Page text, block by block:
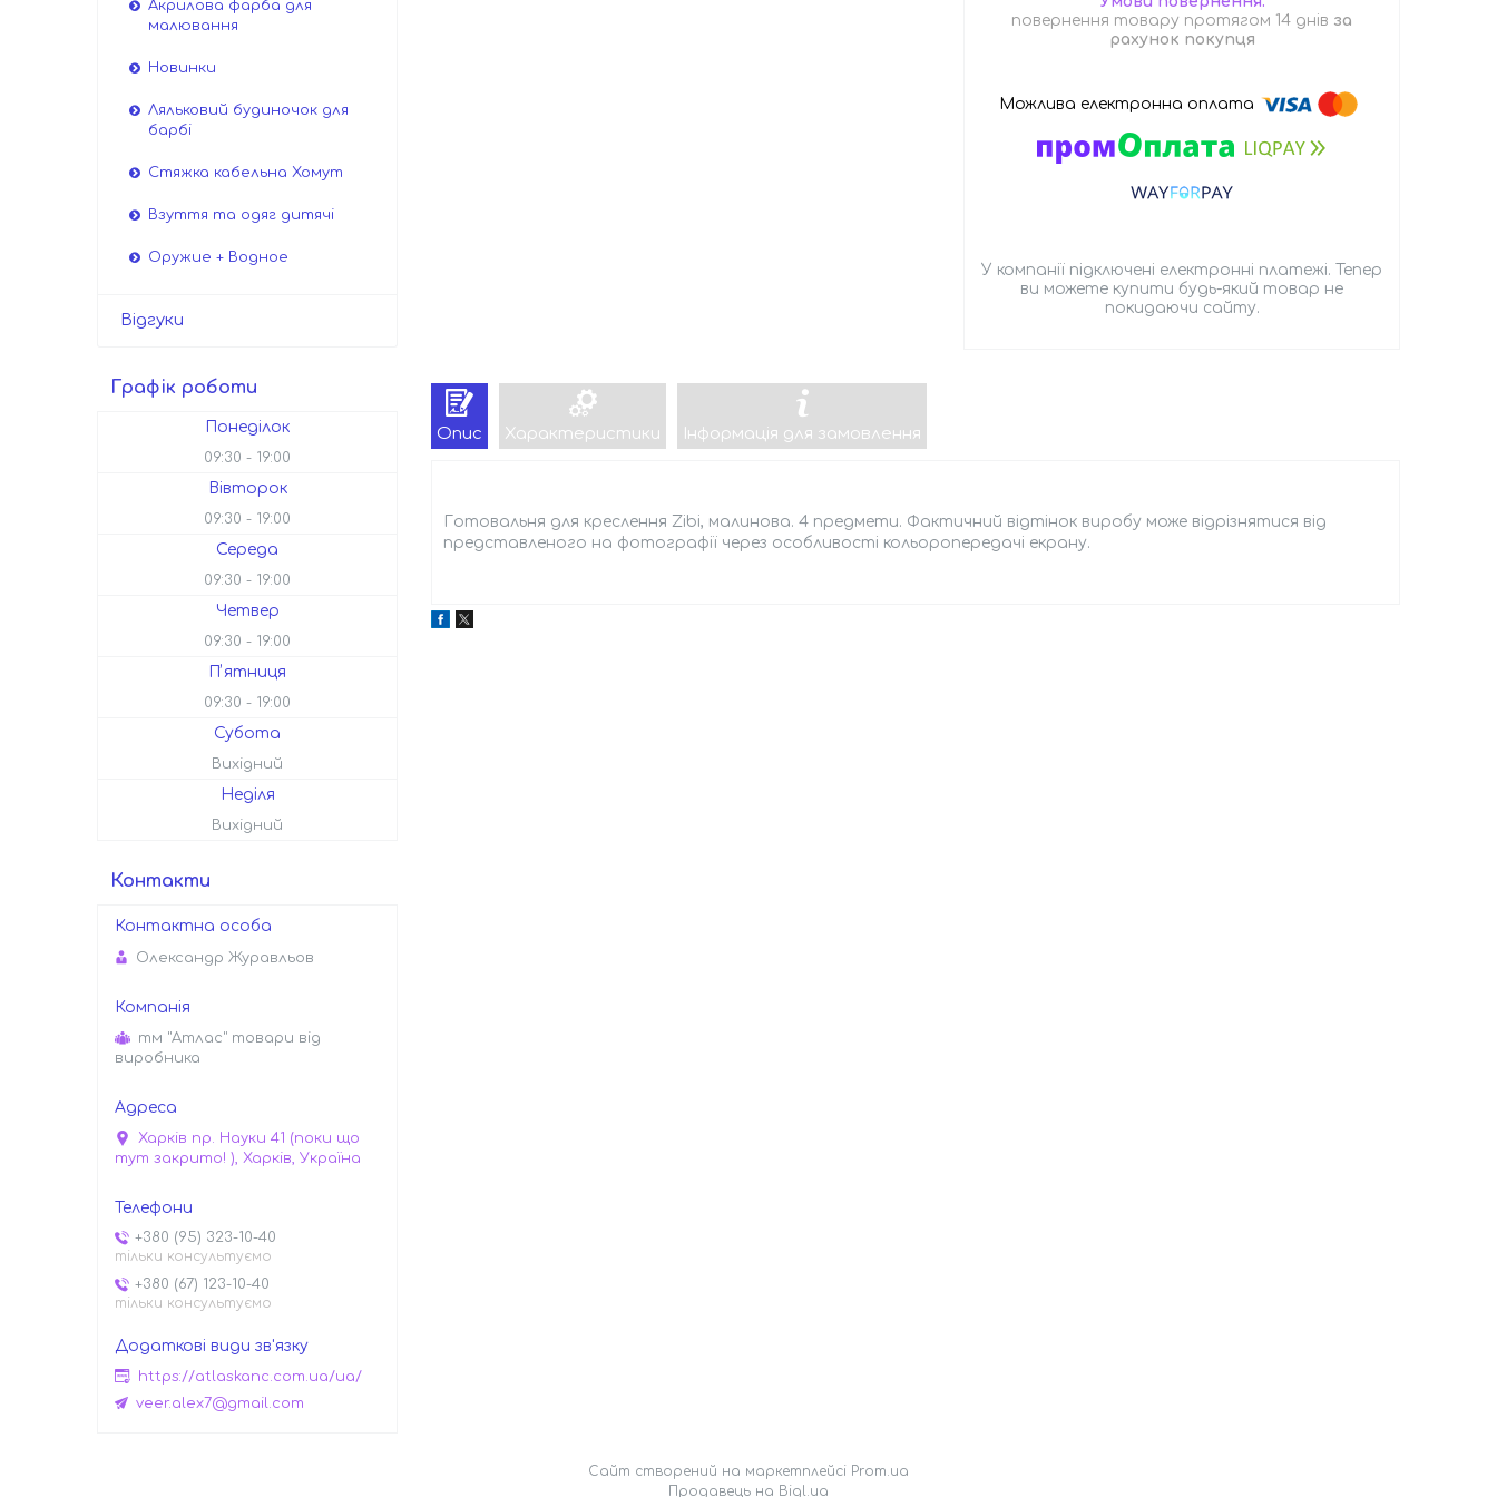
повернення товару протягом 14 днів за
рахунок покупця
У компанії підключені електронні платежі. Тепер
ви можете купити будь-який товар не
покидаючи сайту.
Опис Характеристики Інформація для замовлення
Готовальня для креслення Zibi, малинова. 4 предмети. Фактичний відтінок виробу може відрізнятися від
представленого на фотографії через особливості кольоропередачі екрану.
Акрилова фарба для
малювання
Новинки
Ляльковий будиночок для
барбі
Стяжка кабельна Хомут
Взуття та одяг дитячі
Оружие + Водное
Відгуки
Графік роботи
Понеділок
09:30 19:00
Вівторок
09:30 19:00
Середа
09:30 19:00
Четвер
09:30 19:00
Пʼятниця
09:30 19:00
Субота
Вихідний
Неділя
Вихідний
Контакти
Олександр Журавльов
тм "Атлас" товари від
виробника
Харків пр. Науки 41 (поки що
тут закрито! ), Харків, Україна
+380 (95) 323-10-40
тільки консультуємо
+380 (67) 123-10-40
тільки консультуємо
https://atlaskanc.com.ua/ua/
veer.alex7@gmail.com
Сайт створений на маркетплейсі Prom.ua
Продавець на Bigl.ua